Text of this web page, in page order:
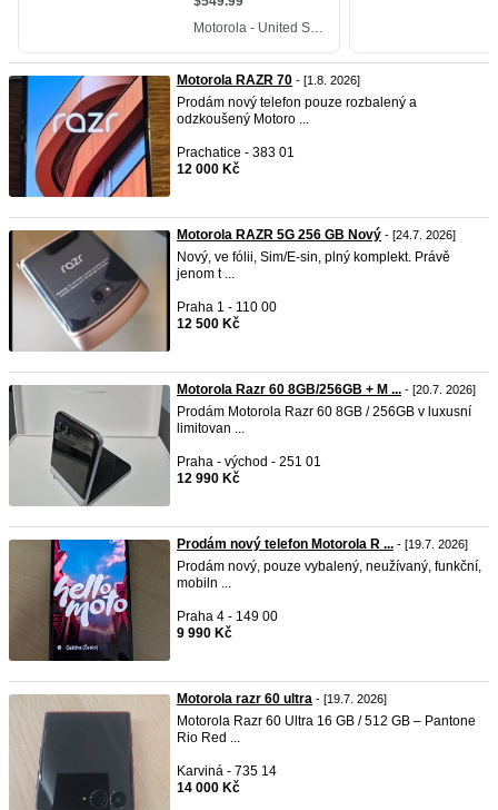
Motorola RAZR 70 - [1.8. 2026]
Prodám nový telefon pouze rozbalený a
odzkoušený Motoro ...
Prachatice - 383 01
12 000 Kč
Motorola RAZR 5G 256 GB Nový - [24.7. 2026]
Nový, ve fólii, Sim/E-sin, plný komplekt. Právě
jenom t ...
Praha 1 - 110 00
12 500 Kč
Motorola Razr 60 8GB/256GB + M ... - [20.7. 2026]
Prodám Motorola Razr 60 8GB / 256GB v luxusní
limitovan ...
Praha - východ - 251 01
12 990 Kč
Prodám nový telefon Motorola R ... - [19.7. 2026]
Prodám nový, pouze vybalený, neužívaný, funkční,
mobiln ...
Praha 4 - 149 00
9 990 Kč
Motorola razr 60 ultra - [19.7. 2026]
Motorola Razr 60 Ultra 16 GB / 512 GB – Pantone
Rio Red ...
Karviná - 735 14
14 000 Kč